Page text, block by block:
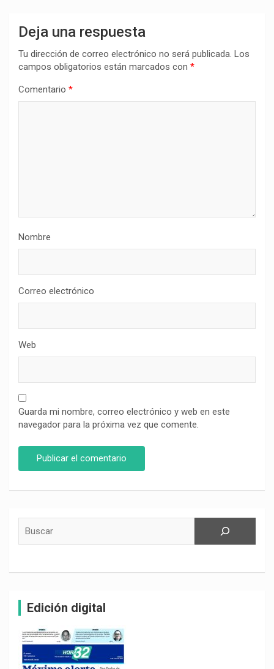
Deja una respuesta
Tu dirección de correo electrónico no será publicada. Los
campos obligatorios están marcados con *
Comentario *
Nombre
Correo electrónico
Web
Guarda mi nombre, correo electrónico y web en este
navegador para la próxima vez que comente.
Edición digital